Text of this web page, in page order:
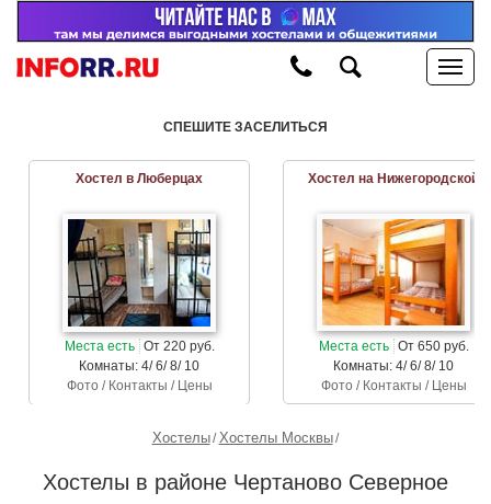
СПЕШИТЕ ЗАСЕЛИТЬСЯ
Хостел в Люберцах
Места есть От 220 руб.
Комнаты: 4/ 6/ 8/ 10
Фото / Контакты / Цены
Хостел на Нижегородской
Места есть От 650 руб.
Комнаты: 4/ 6/ 8/ 10
Фото / Контакты / Цены
Хостелы Хостелы Москвы
Хостелы в районе Чертаново Северное